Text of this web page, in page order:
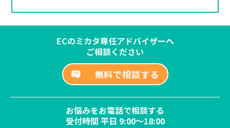
ECのミカタ専任アドバイザーへ
ご相談ください
無料で相談する
お悩みをお電話で相談する
受付時間 平日 9:00～18:00